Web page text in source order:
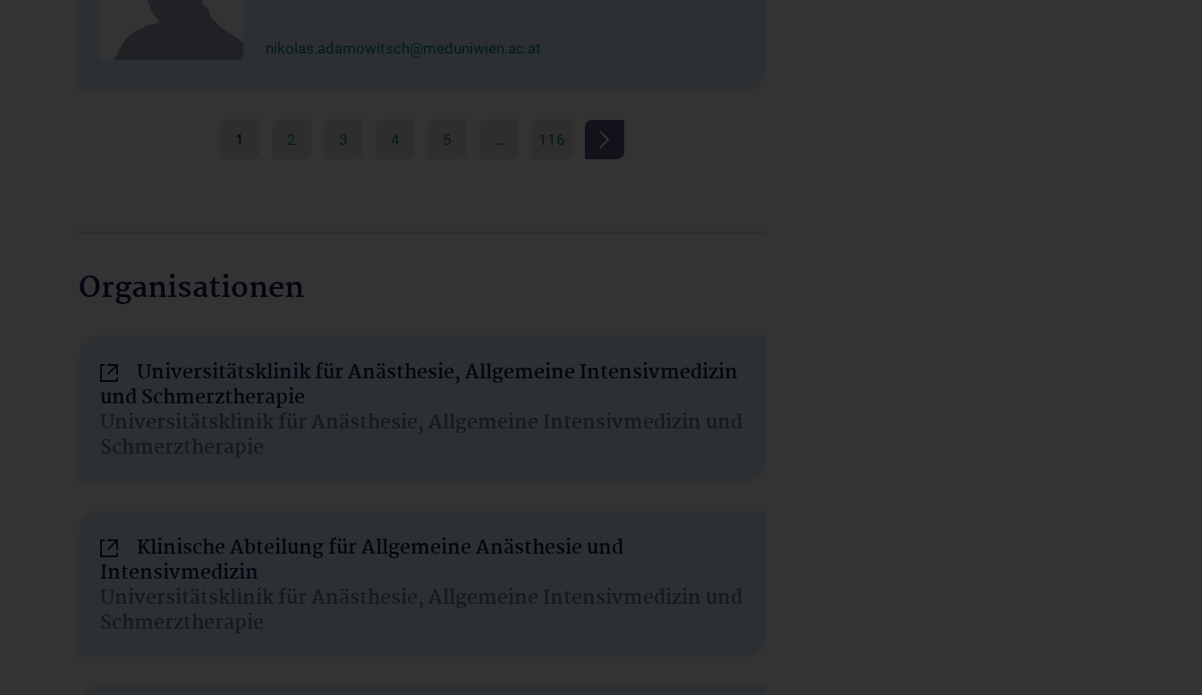
nikolas.adamowitsch@meduniwien.ac.at
1 2 3 4 5 … 116
Organisationen
Universitätsklinik für Anästhesie, Allgemeine Intensivmedizin
und Schmerztherapie
Universitätsklinik für Anästhesie, Allgemeine Intensivmedizin und
Schmerztherapie
Klinische Abteilung für Allgemeine Anästhesie und
Intensivmedizin
Universitätsklinik für Anästhesie, Allgemeine Intensivmedizin und
Schmerztherapie